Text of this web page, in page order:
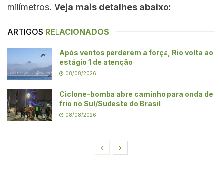
milímetros. Veja mais detalhes abaixo:
ARTIGOS RELACIONADOS
Após ventos perderem a força, Rio volta ao
estágio 1 de atenção
08/08/2026
Ciclone-bomba abre caminho para onda de
frio no Sul/Sudeste do Brasil
08/08/2026